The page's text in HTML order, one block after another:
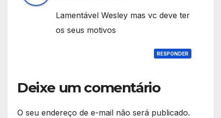
Lamentável Wesley mas vc deve ter
os seus motivos
RESPONDER
Deixe um comentário
O seu endereço de e-mail não será publicado.